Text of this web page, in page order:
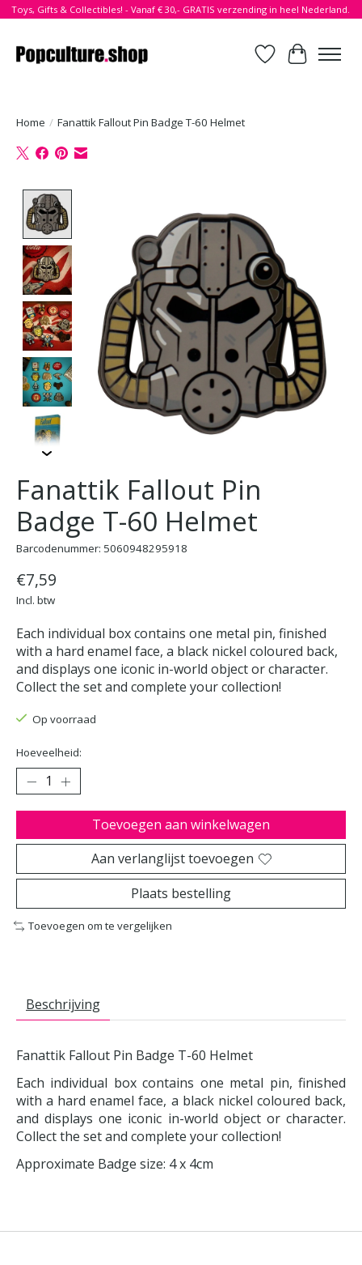
Toys, Gifts & Collectibles! - Vanaf € 30,- GRATIS verzending in heel Nederland.
Verlanglijst
Home / Fanattik Fallout Pin Badge T-60 Helmet
Fanattik Fallout Pin
Badge T-60 Helmet
Barcodenummer: 5060948295918
€7,59
Incl. btw
Each individual box contains one metal pin, finished
with a hard enamel face, a black nickel coloured back,
and displays one iconic in-world object or character.
Collect the set and complete your collection!
Op voorraad
Hoeveelheid:
Toevoegen aan winkelwagen
Aan verlanglijst toevoegen
Plaats bestelling
Toevoegen om te vergelijken
Beschrijving
Fanattik Fallout Pin Badge T-60 Helmet
Each individual box contains one metal pin, finished
with a hard enamel face, a black nickel coloured back,
and displays one iconic in-world object or character.
Collect the set and complete your collection!
Approximate Badge size: 4 x 4cm